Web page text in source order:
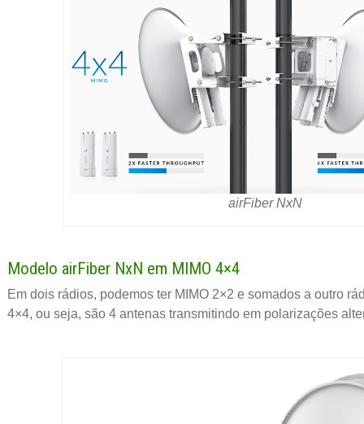
airFiber NxN
Modelo airFiber NxN em MIMO 4×4
Em dois rádios, podemos ter MIMO 2×2 e somados a outro
4×4, ou seja, são 4 antenas transmitindo em polarizações